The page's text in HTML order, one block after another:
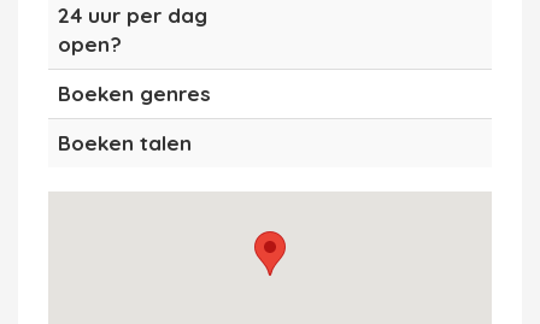
24 uur per dag
open?
Boeken genres
Boeken talen